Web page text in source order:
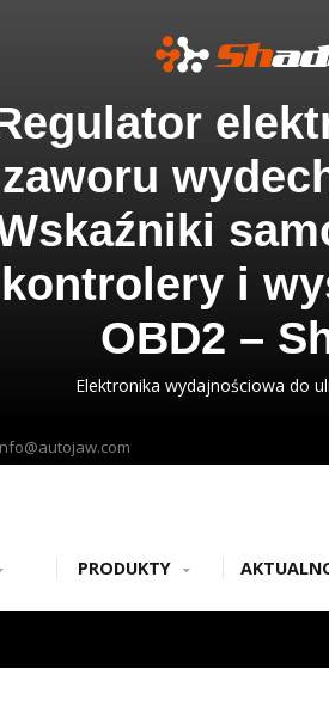
zaworu
kontrolery i
OBD2 –
Elektronika wydajnościowa do
PRODUKTY